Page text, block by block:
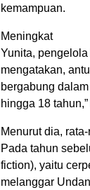
kemampuan.
Meningkat
Yunita,
mengatakan,
bergabung
hingga 18
Menurut dia,
Pada tahun
fiction), yaitu
melanggar